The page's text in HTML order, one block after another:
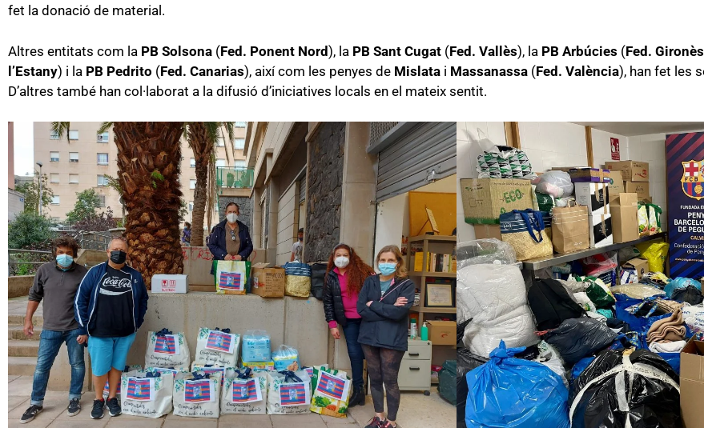
fet la donació de material.
Altres entitats com la PB Solsona (Fed. Ponent Nord), la PB Sant Cugat (Fed. Vallès), la PB Arbúcies (Fed.
l’Estany) i la PB Pedrito (Fed. Canarias), així com les penyes de Mislata i Massanassa (Fed. València), han fet les
D’altres també han col·laborat a la difusió d’iniciatives locals en el mateix sentit.